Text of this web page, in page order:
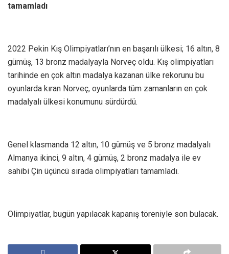
tamamladı
2022 Pekin Kış Olimpiyatları’nın en başarılı ülkesi; 16 altın, 8
gümüş, 13 bronz madalyayla Norveç oldu. Kış olimpiyatları
tarihinde en çok altın madalya kazanan ülke rekorunu bu
oyunlarda kıran Norveç, oyunlarda tüm zamanların en çok
madalyalı ülkesi konumunu sürdürdü.
Genel klasmanda 12 altın, 10 gümüş ve 5 bronz madalyalı
Almanya ikinci, 9 altın, 4 gümüş, 2 bronz madalya ile ev
sahibi Çin üçüncü sırada olimpiyatları tamamladı.
Olimpiyatlar, bugün yapılacak kapanış töreniyle son bulacak.